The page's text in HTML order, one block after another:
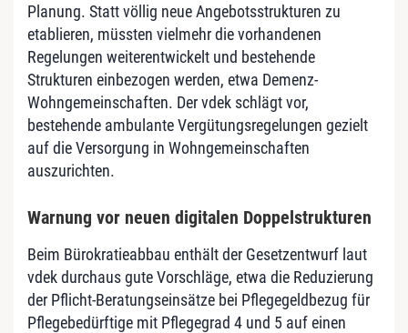
Planung. Statt völlig neue Angebotsstrukturen zu
etablieren, müssten vielmehr die vorhandenen
Regelungen weiterentwickelt und bestehende
Strukturen einbezogen werden, etwa Demenz-
Wohngemeinschaften. Der vdek schlägt vor,
bestehende ambulante Vergütungsregelungen gezielt
auf die Versorgung in Wohngemeinschaften
auszurichten.
Warnung vor neuen digitalen Doppelstrukturen
Beim Bürokratieabbau enthält der Gesetzentwurf laut
vdek durchaus gute Vorschläge, etwa die Reduzierung
der Pflicht-Beratungseinsätze bei Pflegegeldbezug für
Pflegebedürftige mit Pflegegrad 4 und 5 auf einen